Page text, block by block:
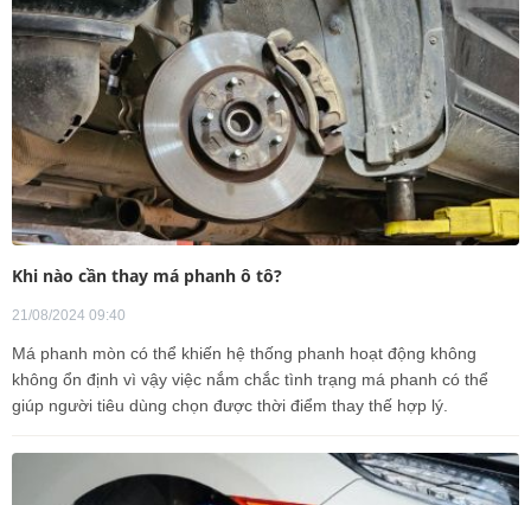
Khi nào cần thay má phanh ô tô?
21/08/2024 09:40
Má phanh mòn có thể khiến hệ thống phanh hoạt động không
không ổn định vì vậy việc nắm chắc tình trạng má phanh có thể
giúp người tiêu dùng chọn được thời điểm thay thế hợp lý.